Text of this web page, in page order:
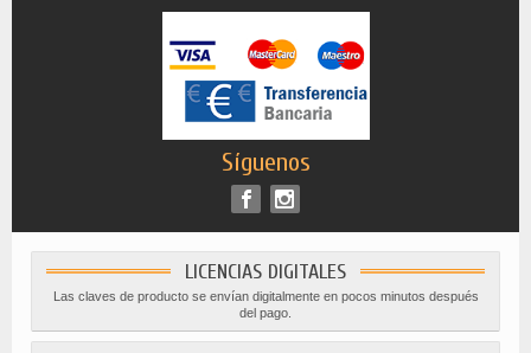
Síguenos
LICENCIAS DIGITALES
Las claves de producto se envían digitalmente en pocos minutos después
del pago.